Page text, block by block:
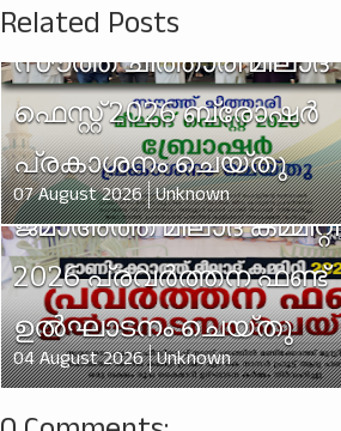
Related Posts
സൗത്ത് ചിത്താരി മീലാദ്
ഫെസ്റ്റ് 2026 ബ്രോഷർ
പ്രകാശനം ചെയ്തു
07 August 2026 Unknown
മാണിക്കോത്ത് മുസ്ലിം
ജമാഅത്ത് മീലാദ് കമ്മിറ്റി
2026 പ്രവർത്തന ഫണ്ട്
ഉൽഘാടനം ചെയ്തു
04 August 2026 Unknown